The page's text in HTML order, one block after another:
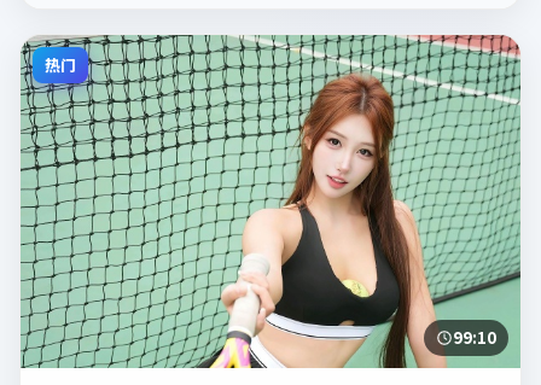
热门
99:10